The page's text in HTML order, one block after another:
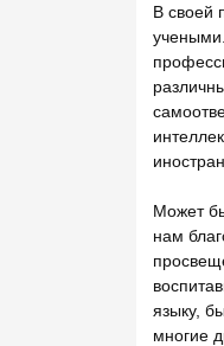
В своей
Может
нам
языку,
многие